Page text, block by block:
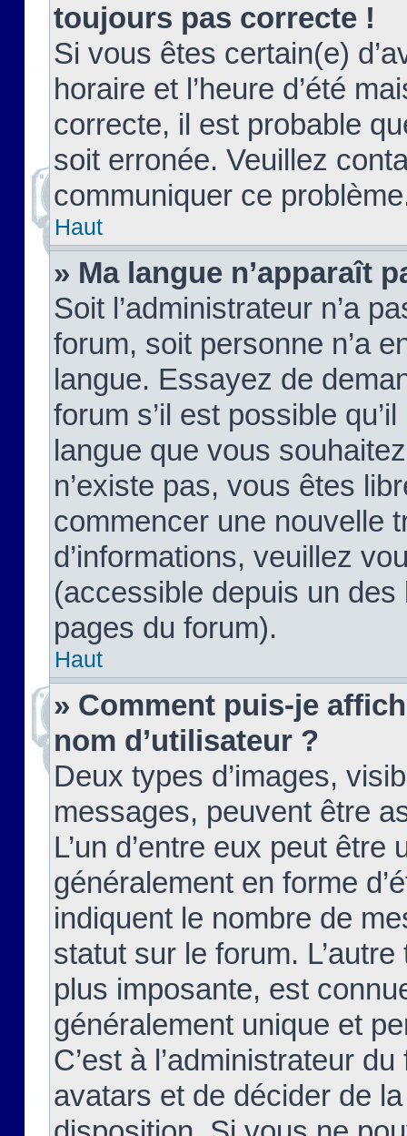
toujours pas correcte !
Si vous êtes certain(e)
horaire et l’heure d’été
correcte, il est probable
soit erronée. Veuillez
communiquer ce
Haut
» Ma langue n’apparaît
Soit l’administrateur n’a
forum, soit personne n’a
langue. Essayez de
forum s’il est possible
langue que vous
n’existe pas, vous êtes
commencer une nouvelle
d’informations, veuillez
(accessible depuis un
pages du forum).
Haut
» Comment puis-je
nom d’utilisateur ?
Deux types d’images,
messages, peuvent être
L’un d’entre eux peut
généralement en forme
indiquent le nombre de
statut sur le forum.
plus imposante, est
généralement unique et
C’est à l’administrateur
avatars et de décider de